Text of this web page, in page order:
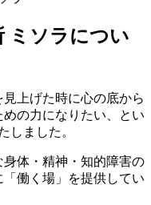
ミソラについ
上げた時に心の底から
めの力になりたい、とい
しました。
体・精神・知的障害の
働く場」を提供してい